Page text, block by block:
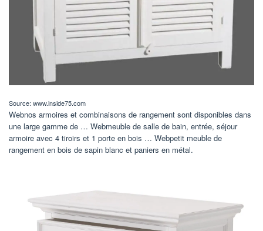
Source: www.inside75.com
Webnos armoires et combinaisons de rangement sont disponibles dans
une large gamme de … Webmeuble de salle de bain, entrée, séjour
armoire avec 4 tiroirs et 1 porte en bois … Webpetit meuble de
rangement en bois de sapin blanc et paniers en métal.